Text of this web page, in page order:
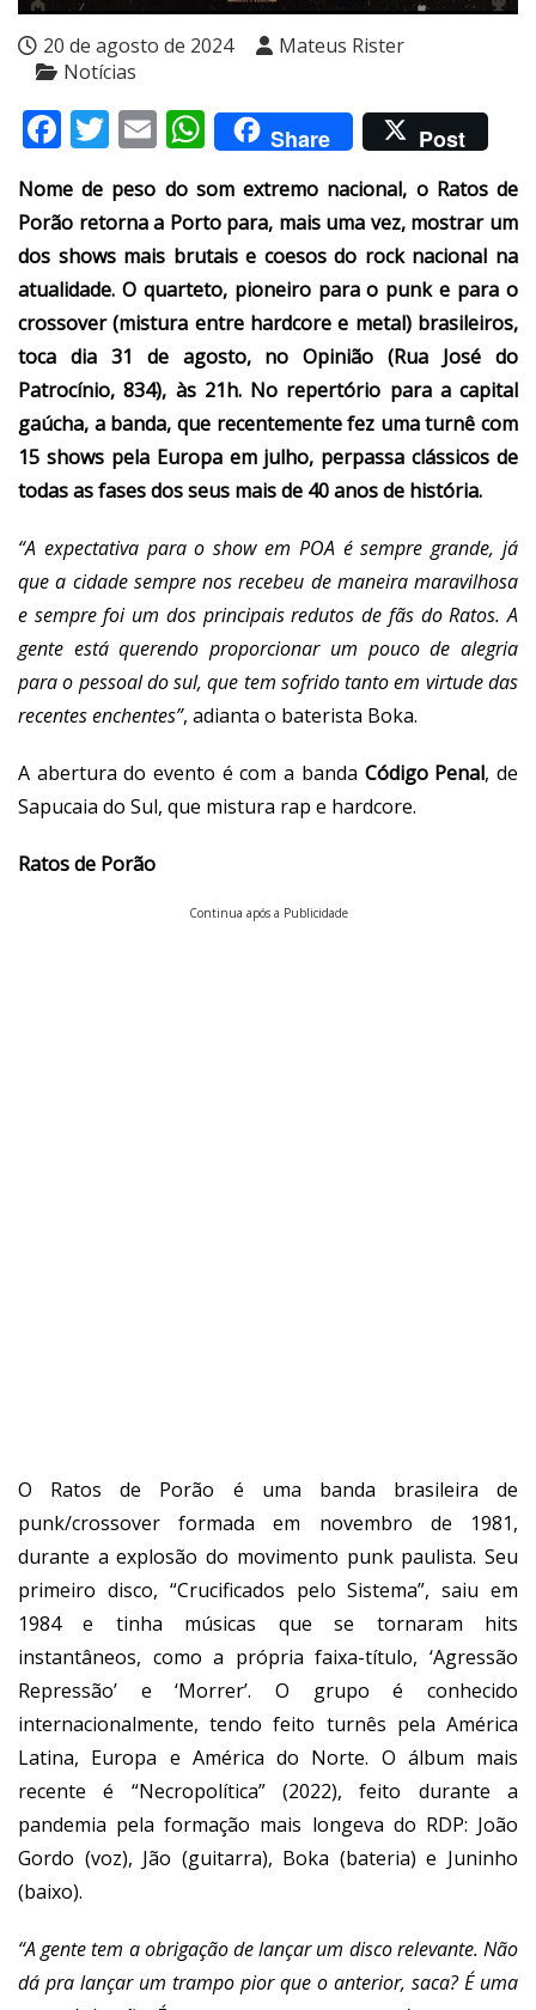
20 de agosto de 2024
Mateus Rister
Notícias
Facebook
Twitter
EmailWhatsApp
Share Post
Nome de peso do som extremo nacional, o Ratos de
Porão retorna a Porto para, mais uma vez, mostrar um
dos shows mais brutais e coesos do rock nacional na
atualidade. O quarteto, pioneiro para o punk e para o
crossover (mistura entre hardcore e metal) brasileiros,
toca dia 31 de agosto, no Opinião (Rua José do
Patrocínio, 834), às 21h. No repertório para a capital
gaúcha, a banda, que recentemente fez uma turnê com
15 shows pela Europa em julho, perpassa clássicos de
todas as fases dos seus mais de 40 anos de história.
“A expectativa para o show em POA é sempre grande, já
que a cidade sempre nos recebeu de maneira maravilhosa
e sempre foi um dos principais redutos de fãs do Ratos. A
gente está querendo proporcionar um pouco de alegria
para o pessoal do sul, que tem sofrido tanto em virtude das
recentes enchentes”, adianta o baterista Boka.
A abertura do evento é com a banda Código Penal, de
Sapucaia do Sul, que mistura rap e hardcore.
Ratos de Porão
Continua após a Publicidade
O Ratos de Porão é uma banda brasileira de
punk/crossover formada em novembro de 1981,
durante a explosão do movimento punk paulista. Seu
primeiro disco, “Crucificados pelo Sistema”, saiu em
1984 e tinha músicas que se tornaram hits
instantâneos, como a própria faixa-título, ‘Agressão
Repressão’ e ‘Morrer’. O grupo é conhecido
internacionalmente, tendo feito turnês pela América
Latina, Europa e América do Norte. O álbum mais
recente é “Necropolítica” (2022), feito durante a
pandemia pela formação mais longeva do RDP: João
Gordo (voz), Jão (guitarra), Boka (bateria) e Juninho
(baixo).
“A gente tem a obrigação de lançar um disco relevante. Não
dá pra lançar um trampo pior que o anterior, saca? É uma